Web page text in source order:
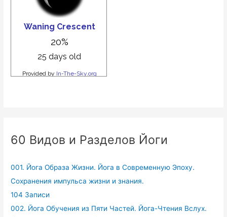
60 Видов и Разделов Йоги
001. Йога Образа Жизни. Йога в Современную Эпоху.
Сохранения импульса жизни и знания.
104 Записи
002. Йога Обучения из Пяти Частей. Йога-Чтения Вслух.